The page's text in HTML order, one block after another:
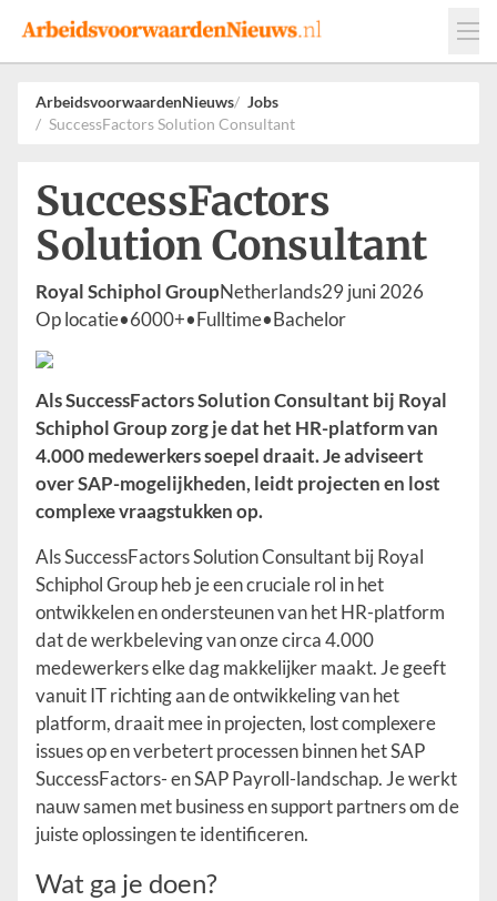
Events
Adverteren
Leveranciers
Werkgevers
ArbeidsvoorwaardenNieuws
Jobs
SuccessFactors Solution Consultant
SuccessFactors
Solution Consultant
Royal Schiphol GroupNetherlands29 juni 2026
Op locatie•6000+•Fulltime•Bachelor
Als SuccessFactors Solution Consultant bij Royal
Schiphol Group zorg je dat het HR-platform van
4.000 medewerkers soepel draait. Je adviseert
over SAP-mogelijkheden, leidt projecten en lost
complexe vraagstukken op.
Als SuccessFactors Solution Consultant bij Royal
Schiphol Group heb je een cruciale rol in het
ontwikkelen en ondersteunen van het HR-platform
dat de werkbeleving van onze circa 4.000
medewerkers elke dag makkelijker maakt. Je geeft
vanuit IT richting aan de ontwikkeling van het
platform, draait mee in projecten, lost complexere
issues op en verbetert processen binnen het SAP
SuccessFactors- en SAP Payroll-landschap. Je werkt
nauw samen met business en support partners om de
juiste oplossingen te identificeren.
Wat ga je doen?